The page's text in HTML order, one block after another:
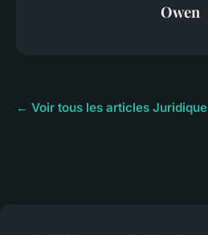
Owen
← Voir tous les articles Juridique